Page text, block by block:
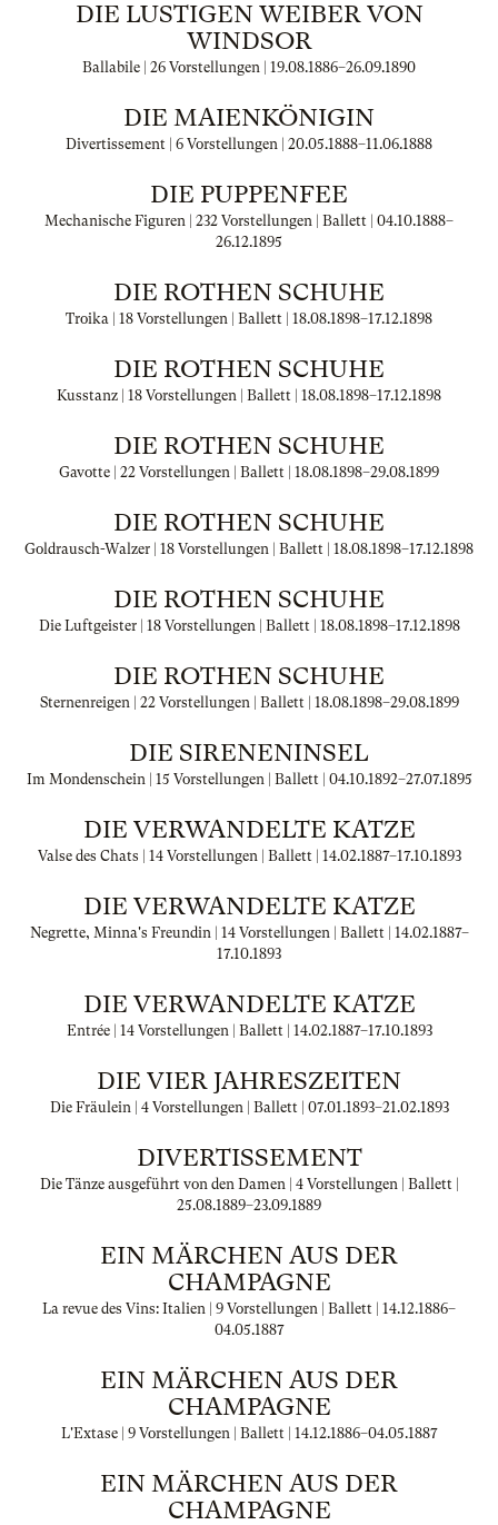
DIE LUSTIGEN WEIBER VON
WINDSOR
Ballabile | 26 Vorstellungen | 19.08.1886–26.09.1890
DIE MAIENKÖNIGIN
Divertissement | 6 Vorstellungen | 20.05.1888–11.06.1888
DIE PUPPENFEE
Mechanische Figuren | 232 Vorstellungen | Ballett | 04.10.1888–
26.12.1895
DIE ROTHEN SCHUHE
Troika | 18 Vorstellungen | Ballett | 18.08.1898–17.12.1898
DIE ROTHEN SCHUHE
Kusstanz | 18 Vorstellungen | Ballett | 18.08.1898–17.12.1898
DIE ROTHEN SCHUHE
Gavotte | 22 Vorstellungen | Ballett | 18.08.1898–29.08.1899
DIE ROTHEN SCHUHE
Goldrausch-Walzer | 18 Vorstellungen | Ballett | 18.08.1898–17.12.1898
DIE ROTHEN SCHUHE
Die Luftgeister | 18 Vorstellungen | Ballett | 18.08.1898–17.12.1898
DIE ROTHEN SCHUHE
Sternenreigen | 22 Vorstellungen | Ballett | 18.08.1898–29.08.1899
DIE SIRENENINSEL
Im Mondenschein | 15 Vorstellungen | Ballett | 04.10.1892–27.07.1895
DIE VERWANDELTE KATZE
Valse des Chats | 14 Vorstellungen | Ballett | 14.02.1887–17.10.1893
DIE VERWANDELTE KATZE
Negrette, Minna's Freundin | 14 Vorstellungen | Ballett | 14.02.1887–
17.10.1893
DIE VERWANDELTE KATZE
Entrée | 14 Vorstellungen | Ballett | 14.02.1887–17.10.1893
DIE VIER JAHRESZEITEN
Die Fräulein | 4 Vorstellungen | Ballett | 07.01.1893–21.02.1893
DIVERTISSEMENT
Die Tänze ausgeführt von den Damen | 4 Vorstellungen | Ballett |
25.08.1889–23.09.1889
EIN MÄRCHEN AUS DER
CHAMPAGNE
La revue des Vins: Italien | 9 Vorstellungen | Ballett | 14.12.1886–
04.05.1887
EIN MÄRCHEN AUS DER
CHAMPAGNE
L'Extase | 9 Vorstellungen | Ballett | 14.12.1886–04.05.1887
EIN MÄRCHEN AUS DER
CHAMPAGNE